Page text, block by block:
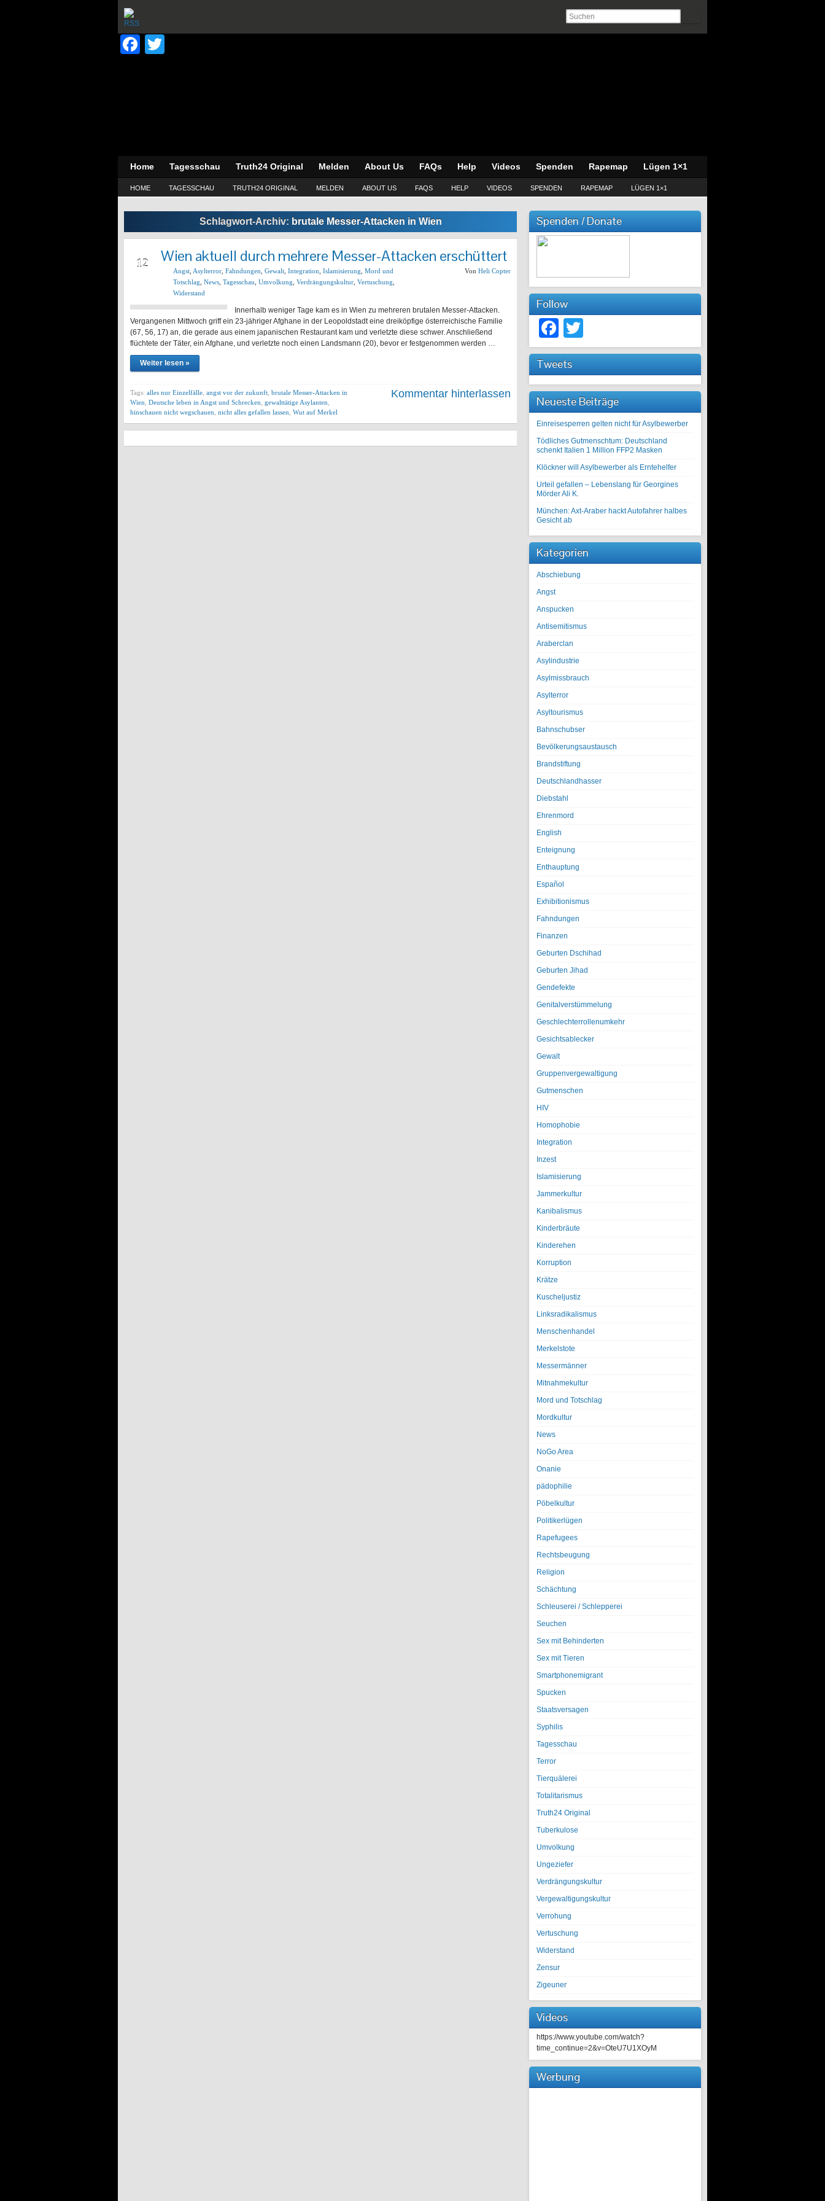
Facebook
Home Tagesschau Truth24 Original Melden About Us FAQs Help Videos Spenden Rapemap Lügen 1×1
HOME TAGESSCHAU TRUTH24 ORIGINAL MELDEN ABOUT US FAQS HELP VIDEOS SPENDEN RAPEMAP LÜGEN 1×1
Schlagwort-Archiv: brutale Messer-Attacken in Wien
12 Wien aktuell durch mehrere Messer-Attacken erschüttert
Angst Asylterror Fahndungen Gewalt Integration Islamisierung Mord und
Totschlag News Tagesschau Umvolkung Verdrängungskultur Vertuschung
Widerstand
Von Heli Copter
Innerhalb weniger Tage kam es in Wien zu mehreren brutalen Messer-Attacken.
Vergangenen Mittwoch griff ein 23-jähriger Afghane in der Leopoldstadt eine dreiköpfige österreichische Familie
(67, 56, 17) an, die gerade aus einem japanischen Restaurant kam und verletzte diese schwer. Anschließend
flüchtete der Täter, ein Afghane, und verletzte noch einen Landsmann (20), bevor er festgenommen werden …
Weiter lesen »
Tags: alles nur Einzelfälle angst vor der zukunft brutale Messer-Attacken in
Wien Deutsche leben in Angst und Schrecken gewalttätige Asylanten
hinschauen nicht wegschauen nicht alles gefallen lassen Wut auf Merkel
Kommentar hinterlassen
Spenden / Donate
Follow
Facebook
Tweets
Neueste Beiträge
Einreisesperren gelten nicht für Asylbewerber
Tödliches Gutmenschtum: Deutschland
schenkt Italien 1 Million FFP2 Masken
Klöckner will Asylbewerber als Erntehelfer
Urteil gefallen – Lebenslang für Georgines
Mörder Ali K.
München: Axt-Araber hackt Autofahrer halbes
Gesicht ab
Kategorien
Abschiebung
Angst
Anspucken
Antisemitismus
Araberclan
Asylindustrie
Asylmissbrauch
Asylterror
Asyltourismus
Bahnschubser
Bevölkerungsaustausch
Brandstiftung
Deutschlandhasser
Diebstahl
Ehrenmord
English
Enteignung
Enthauptung
Español
Exhibitionismus
Fahndungen
Finanzen
Geburten Dschihad
Geburten Jihad
Gendefekte
Genitalverstümmelung
Geschlechterrollenumkehr
Gesichtsablecker
Gewalt
Gruppenvergewaltigung
Gutmenschen
HIV
Homophobie
Integration
Inzest
Islamisierung
Jammerkultur
Kanibalismus
Kinderbräute
Kinderehen
Korruption
Krätze
Kuscheljustiz
Linksradikalismus
Menschenhandel
Merkelstote
Messermänner
Mitnahmekultur
Mord und Totschlag
Mordkultur
News
NoGo Area
Onanie
pädophilie
Pöbelkultur
Politikerlügen
Rapefugees
Rechtsbeugung
Religion
Schächtung
Schleuserei / Schlepperei
Seuchen
Sex mit Behinderten
Sex mit Tieren
Smartphonemigrant
Spucken
Staatsversagen
Syphilis
Tagesschau
Terror
Tierquälerei
Totalitarismus
Truth24 Original
Tuberkulose
Umvolkung
Ungeziefer
Verdrängungskultur
Vergewaltigungskultur
Verrohung
Vertuschung
Widerstand
Zensur
Zigeuner
Videos
https://www.youtube.com/watch?
time_continue=2&v=OteU7U1XOyM
Werbung